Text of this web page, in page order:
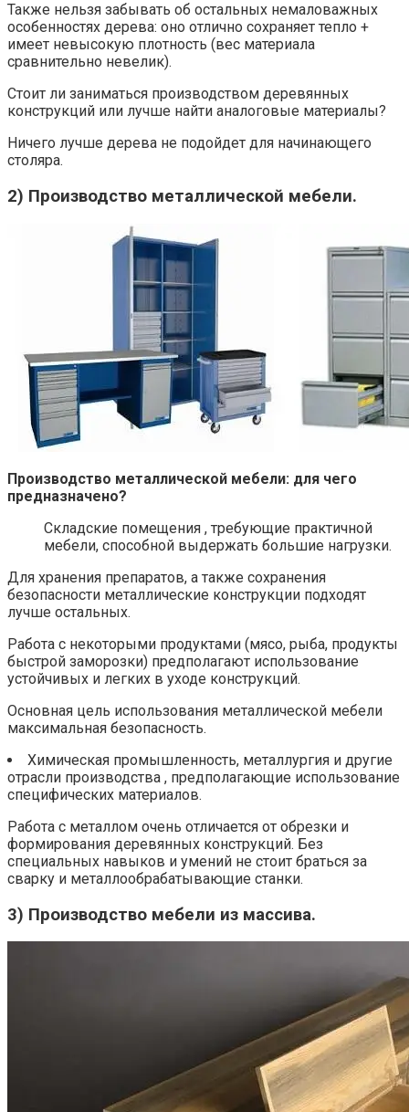
Также нельзя забывать об остальных немаловажных
особенностях дерева: оно отлично сохраняет тепло +
имеет невысокую плотность (вес материала
сравнительно невелик).
Стоит ли заниматься производством деревянных
конструкций или лучше найти аналоговые материалы?
Ничего лучше дерева не подойдет для начинающего
столяра.
2) Производство металлической мебели.
Производство металлической мебели: для чего
предназначено?
Складские помещения , требующие практичной
мебели, способной выдержать большие нагрузки.
Для хранения препаратов, а также сохранения
безопасности металлические конструкции подходят
лучше остальных.
Работа с некоторыми продуктами (мясо, рыба, продукты
быстрой заморозки) предполагают использование
устойчивых и легких в уходе конструкций.
Основная цель использования металлической мебели
максимальная безопасность.
Химическая промышленность, металлургия и другие
отрасли производства , предполагающие использование
специфических материалов.
Работа с металлом очень отличается от обрезки и
формирования деревянных конструкций. Без
специальных навыков и умений не стоит браться за
сварку и металлообрабатывающие станки.
3) Производство мебели из массива.